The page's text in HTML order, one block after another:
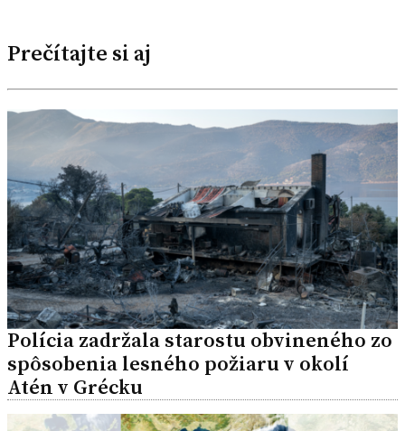
Prečítajte si aj
Polícia zadržala starostu obvineného zo
spôsobenia lesného požiaru v okolí
Atén v Grécku